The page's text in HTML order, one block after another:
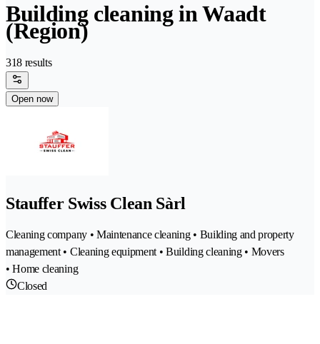
Building cleaning in Waadt
(Region)
318 results
Open now
Stauffer Swiss Clean Sàrl
Cleaning company • Maintenance cleaning • Building and property
management • Cleaning equipment • Building cleaning • Movers
• Home cleaning
Closed